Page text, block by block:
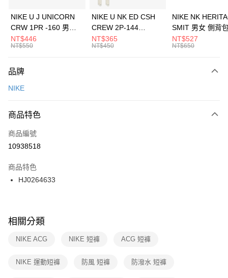
元大商業銀行
台灣樂天信用卡公司
全盈+PAY
AFTEE先享後付
【關於「AFTEE先享後付」】
便利好安心！
３．安心：先確認商品／服務後，再付款。
【「AFTEE先享後付」結帳流程】
１．於結帳方式選擇「AFTEE先享後付」後，將跳轉至「AFTEE先享後付」
２．訂單成立數日內，您將收到繳費通知簡訊。
３．收到繳費通知簡訊後14天內，點擊此簡訊中的連結，可透過四大超商／
ATM／網路銀行／等多元方式進行付款，方視為交易完成。
※ 交易是否成功請以「AFTEE先享後付 」之結帳頁面顯示為準，若有關於
是否繳費成功／繳費後需取消欲退款等相關疑問，請聯繫「AFTEE先享後付
客戶支援中心」
https://netprotections.freshdesk.com/support/home
１．透過由恩沛科技股份有限公司提供之「AFTEE先享後付」服務完成之交
運送方式
每筆NT$100，滿NT$1,500(含以上)免運費
宅配
每筆NT$100，滿NT$1,500(含以上)免運費
NIKE U J UNICORN
CRW 1PR -160 男女
中統襪 FZ3393100
NT$446
NT$550
NIKE U NK ED CSH
CREW 2P-144
EMBRDY 男女 短統襪
FZ3073133
NT$365
NT$450
NIKE NK
SMIT 男女 側背
BA5871010
NT$527
NT$650
品牌
NIKE
商品特色
商品編號
10938518
商品特色
HJ0264633
相關分類
NIKE ACG NIKE 短褲 ACG 短褲
NIKE 運動短褲 防風 短褲 防潑水 短褲